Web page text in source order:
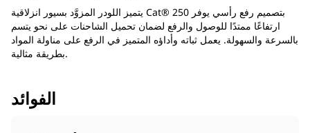
يتميز اللودر المزوَّد بسيور انزلاقية Cat® 250 بتصميم رفع رأسي يوفر
ارتفاعًا ممتدًا للوصول والرفع لضمان تحميل الشاحنات على نحو يتسم
بالسرعة والسهولة. يعمل ثباته وأداؤه المتميز في الرفع على مناولة المواد
بطريقة مثالية.
الفوائد